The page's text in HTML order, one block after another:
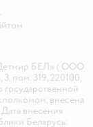
•
БЕЛ» ( ООО
пом. 319, 220100,
государственной
внесена
внесения
Беларусь: